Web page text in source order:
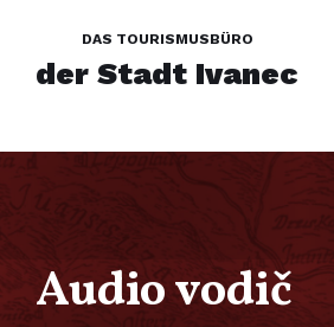
DAS TOURISMUSBÜRO
der Stadt Ivanec
Audio vodič